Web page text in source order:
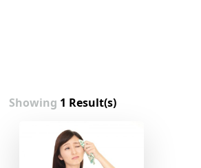
Showing 1 Result(s)